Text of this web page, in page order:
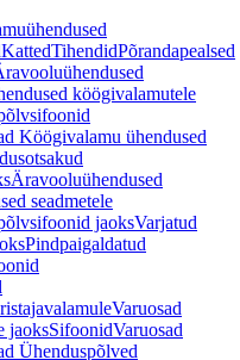
KattedTihendidPõrandapealsed
köögivalamutele
Köögivalamu ühendused
Äravooluühendused
seadmetele
jaoksVarjatud
Pindpaigaldatud
Varuosad
jaoksSifoonidVaruosad
Ühenduspõlved